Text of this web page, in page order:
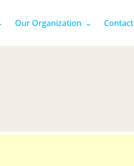
Our Organization Contact